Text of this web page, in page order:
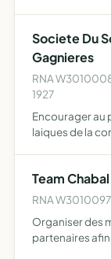
Societe Du
Gagnieres
RNA
1927
Encourager au
laiques de la
Team
RNA
Organiser des
partenaires